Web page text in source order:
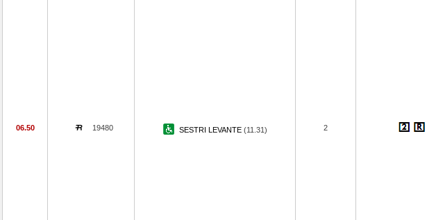
06.50 19480 SESTRI LEVANTE (11.31) 2